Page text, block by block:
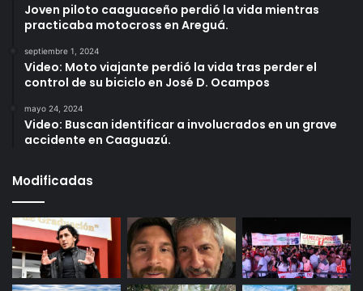
Joven piloto caaguaceño perdió la vida mientras
practicaba motocross en Areguá.
septiembre 1, 2024
Video: Moto viajante perdió la vida tras perder el
control de su biciclo en José D. Ocampos
mayo 24, 2024
Video: Buscan identificar a involucrados en un grave
accidente en Caaguazú.
Modificadas